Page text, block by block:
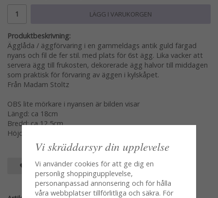
LÄGG I VARUKORGEN
Produktbeskrivning:
Ägglåda / äggförvaring i en gammeldags antik guld färgad
nyans och fil de fer stil. med plats för 6st ägg. Lika vacker att
servera ägg till frukosten, dekorerade ägg halvor till middagen
som praktisk för förvaring av äggen i kylskåpet.
Från Madam Stoltz
OBS lite mörkare i nyansen är bilden visar
Längd: ca 18cm
Bredd: ca 12,5cm
Höjd: ca 5cm
SPARA SOM FAVORIT
Vi skräddarsyr din upplevelse
Vi använder cookies för att ge dig en
personlig shoppingupplevelse,
personanpassad annonsering och för hålla
våra webbplatser tillförlitliga och säkra. För